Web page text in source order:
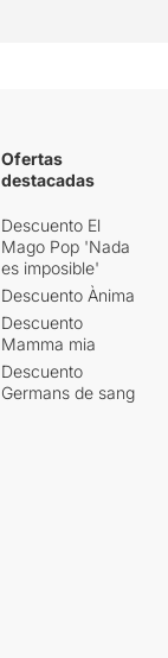
Ofertas
destacadas
Descuento El
Mago Pop 'Nada
es imposible'
Descuento Ànima
Descuento
Mamma mia
Descuento
Germans de sang